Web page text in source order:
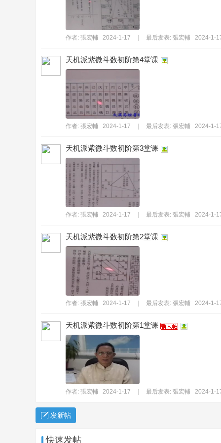
院
作者: 張宏輔 2024-1-17 最后发表: 張宏輔 2024-1-
天机派紫微斗数初阶第4堂课
作者: 張宏輔 2024-1-17 最后发表: 張宏輔 2024-1-
天机派紫微斗数初阶第3堂课
作者: 張宏輔 2024-1-17 最后发表: 張宏輔 2024-1-
天机派紫微斗数初阶第2堂课
作者: 張宏輔 2024-1-17 最后发表: 張宏輔 2024-1-
天机派紫微斗数初阶第1堂课
作者: 張宏輔 2024-1-17 最后发表: 張宏輔 2024-1-
发新帖
快速发帖